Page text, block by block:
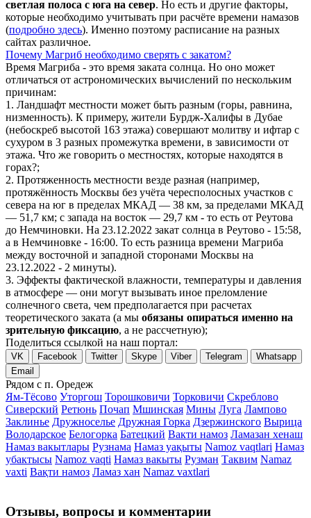
светлая полоса с юга на север. Но есть и другие факторы,
которые необходимо учитывать при расчёте времени намазов
(подробно здесь). Именно поэтому расписание на разных
сайтах различное.
Почему Магриб необходимо сверять с закатом?
Время Магриба - это время заката солнца. Но оно может
отличаться от астрономических вычислений по нескольким
причинам:
1. Ландшафт местности может быть разным (горы, равнина,
низменность). К примеру, жители Бурдж-Халифы в Дубае
(небоскреб высотой 163 этажа) совершают молитву и ифтар с
сухуром в 3 разных промежутка времени, в зависимости от
этажа. Что же говорить о местностях, которые находятся в
горах?;
2. Протяженность местности везде разная (например,
протяжённость Москвы без учёта чересполосных участков с
севера на юг в пределах МКАД — 38 км, за пределами МКАД
— 51,7 км; с запада на восток — 29,7 км - то есть от Реутова
до Немчиновки. На 23.12.2022 закат солнца в Реутово - 15:58,
а в Немчиновке - 16:00. То есть разница времени Магриба
между восточной и западной сторонами Москвы на
23.12.2022 - 2 минуты).
3. Эффекты фактической влажности, температуры и давления
в атмосфере — они могут вызывать иное преломление
солнечного света, чем предполагается при расчетах
теоретического заката (а мы обязаны опираться именно на
зрительную фиксацию, а не рассчетную);
Поделиться ссылкой на наш портал:
VK Facebook Twitter Skype Viber Telegram
Whatsapp
Email
Рядом с п. Оредеж
Ям-Тёсово Уторгош Торошковичи Торковичи Скреблово
Сиверский Ретюнь Почап Мшинская Мины Луга Лампово
Заклинье Дружноселье Дружная Горка Дзержинского Вырица
Володарское Белогорка Батецкий Вакти намоз Ламазан хенаш
Намаз вакытлары Рузнама Намаз уақыты Namoz vaqtlari Намаз
убактысы Namoz vaqti Намаз вакыты Рузман Таквим Namaz
vaxti Вақти намоз Ламаз хан Namaz vaxtlari
Отзывы, вопросы и комментарии